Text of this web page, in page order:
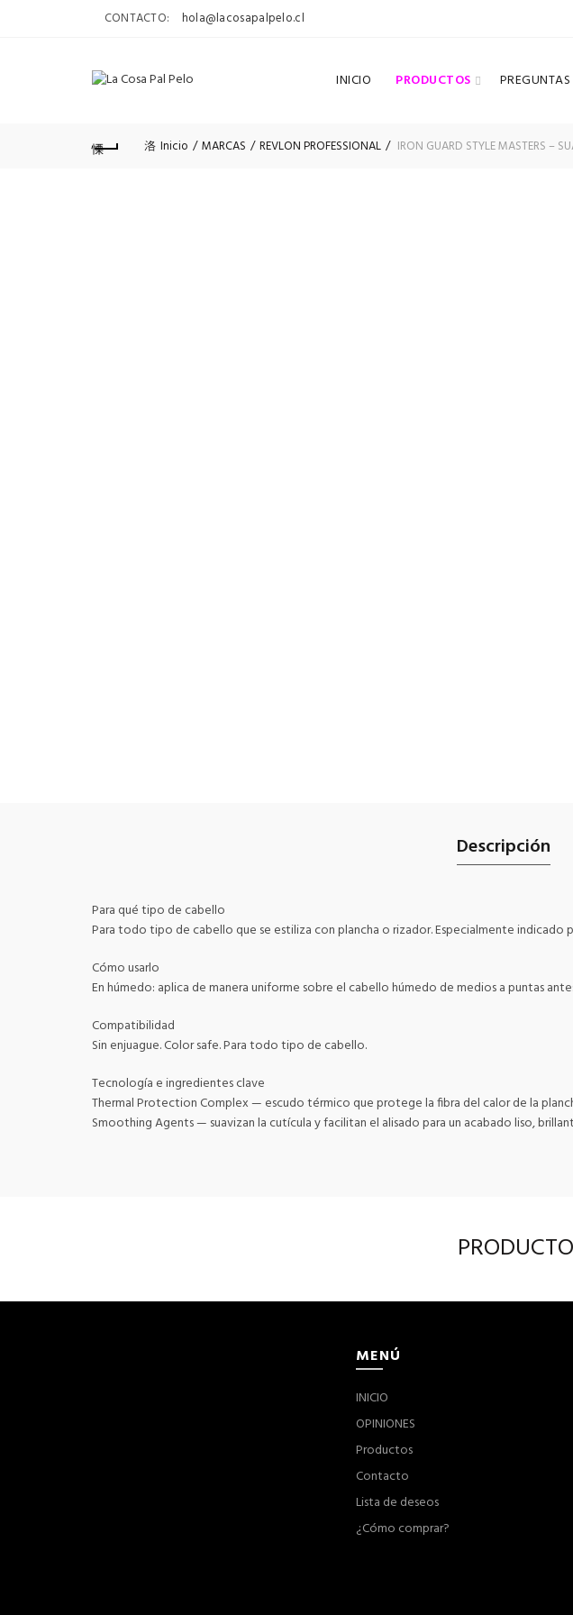
CONTACTO: hola@lacosapalpelo.cl
INICIO PRODUCTOS PREGUNTAS
Inicio MARCAS REVLON PROFESSIONAL IRON GUARD STYLE MASTERS –
Descripción
Para qué tipo de cabello
Para todo tipo de cabello que se estiliza con plancha o rizador. Especialmente indicado
Cómo usarlo
En húmedo: aplica de manera uniforme sobre el cabello húmedo de medios a puntas
Compatibilidad
Sin enjuague. Color safe. Para todo tipo de cabello.
Tecnología e ingredientes clave
Thermal Protection Complex — escudo térmico que protege la fibra del calor de la
Smoothing Agents — suavizan la cutícula y facilitan el alisado para un acabado liso,
MENÚ
INICIO
OPINIONES
Productos
Contacto
Lista de deseos
¿Cómo comprar?